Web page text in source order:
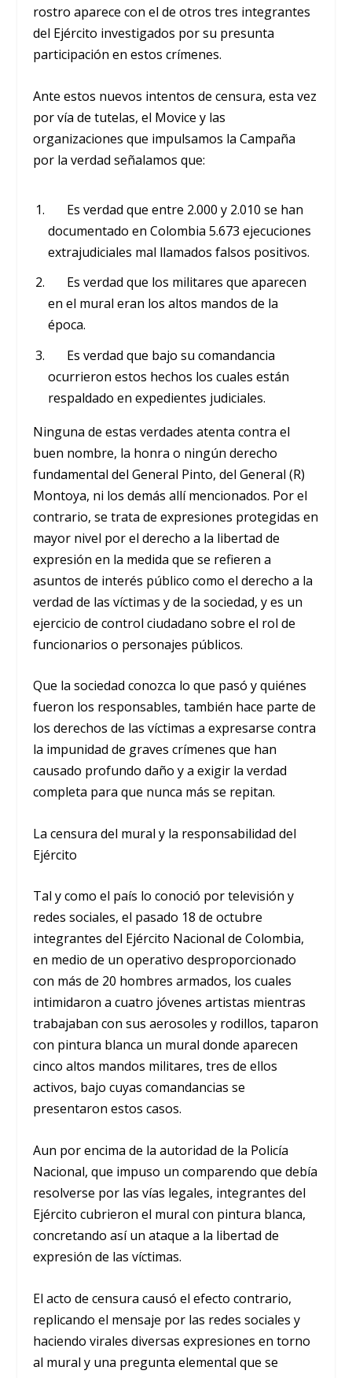
rostro aparece con el de otros tres integrantes
del Ejército investigados por su presunta
participación en estos crímenes.
Ante estos nuevos intentos de censura, esta vez
por vía de tutelas, el Movice y las
organizaciones que impulsamos la Campaña
por la verdad señalamos que:
Es verdad que entre 2.000 y 2.010 se han
documentado en Colombia 5.673 ejecuciones
extrajudiciales mal llamados falsos positivos.
Es verdad que los militares que aparecen
en el mural eran los altos mandos de la
época.
Es verdad que bajo su comandancia
ocurrieron estos hechos los cuales están
respaldado en expedientes judiciales.
Ninguna de estas verdades atenta contra el
buen nombre, la honra o ningún derecho
fundamental del General Pinto, del General (R)
Montoya, ni los demás allí mencionados. Por el
contrario, se trata de expresiones protegidas en
mayor nivel por el derecho a la libertad de
expresión en la medida que se refieren a
asuntos de interés público como el derecho a la
verdad de las víctimas y de la sociedad, y es un
ejercicio de control ciudadano sobre el rol de
funcionarios o personajes públicos.
Que la sociedad conozca lo que pasó y quiénes
fueron los responsables, también hace parte de
los derechos de las víctimas a expresarse contra
la impunidad de graves crímenes que han
causado profundo daño y a exigir la verdad
completa para que nunca más se repitan.
La censura del mural y la responsabilidad del
Ejército
Tal y como el país lo conoció por televisión y
redes sociales, el pasado 18 de octubre
integrantes del Ejército Nacional de Colombia,
en medio de un operativo desproporcionado
con más de 20 hombres armados, los cuales
intimidaron a cuatro jóvenes artistas mientras
trabajaban con sus aerosoles y rodillos, taparon
con pintura blanca un mural donde aparecen
cinco altos mandos militares, tres de ellos
activos, bajo cuyas comandancias se
presentaron estos casos.
Aun por encima de la autoridad de la Policía
Nacional, que impuso un comparendo que debía
resolverse por las vías legales, integrantes del
Ejército cubrieron el mural con pintura blanca,
concretando así un ataque a la libertad de
expresión de las víctimas.
El acto de censura causó el efecto contrario,
replicando el mensaje por las redes sociales y
haciendo virales diversas expresiones en torno
al mural y una pregunta elemental que se